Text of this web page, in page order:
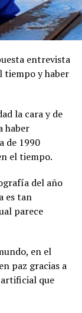
entrevista
tiempo y haber
la cara y de
haber
de 1990
el tiempo.
del año
es tan
parece
en el
paz gracias a
que